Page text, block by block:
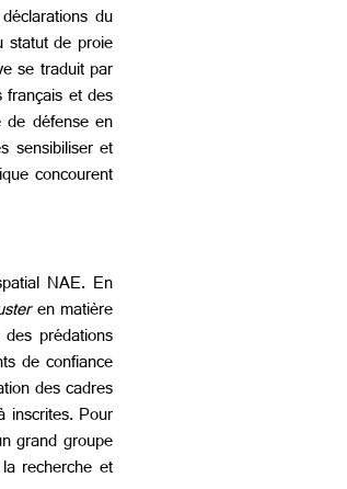
du
statut de proie
se traduit par
et des
défense en
sensibiliser et
concourent
NAE. En
en matière
prédations
de confiance
des cadres
inscrites. Pour
grand groupe
recherche et